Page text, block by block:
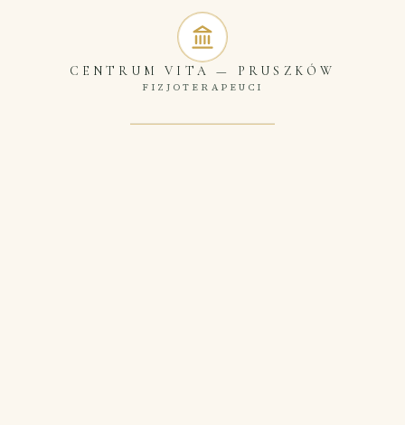
CENTRUM VITA — PRUSZKÓW
FIZJOTERAPEUCI